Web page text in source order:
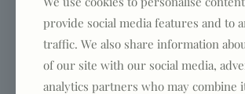
gubergren, no sea takimata
sanctus est Lorem ipsum dolor
sit amet.ipsum dolor sit amet.
provide social media features and to
traffic. We also share information
of our site with our social media,
analytics partners who may combine